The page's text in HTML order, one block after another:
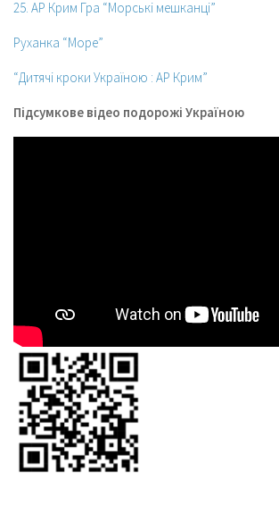
25. АР Крим Гра “Морські мешканці”
Руханка “Море”
“Дитячі кроки Україною : АР Крим”
Підсумкове відео подорожі Україною